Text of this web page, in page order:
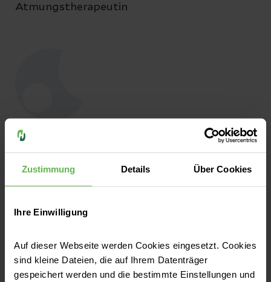
Zustimmung Details Über Cookies
Ihre Einwilligung
Auf dieser Webseite werden Cookies eingesetzt. Cookies
sind kleine Dateien, die auf Ihrem Datenträger
gespeichert werden und die bestimmte Einstellungen und
Atmungstherapeutin
Amra Krivokapa
Beatmungspflegerin